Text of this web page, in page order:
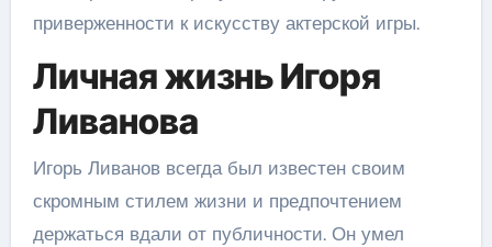
приверженности к искусству актерской игры.
Личная жизнь Игоря
Ливанова
Игорь Ливанов всегда был известен своим
скромным стилем жизни и предпочтением
держаться вдали от публичности. Он умел